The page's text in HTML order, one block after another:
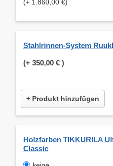
(+ 1.860,00 €)
Stahlrinnen-System
(+ 350,00 € )
+ Produkt hinzufügen
Holzfarben TIKKURILA
Classic